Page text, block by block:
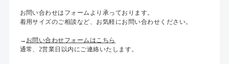
お問い合わせはフォームより承っております。
着用サイズのご相談など、お気軽にお問い合わせください。
→ お問い合わせフォームはこちら
通常、2営業日以内にご連絡いたします。